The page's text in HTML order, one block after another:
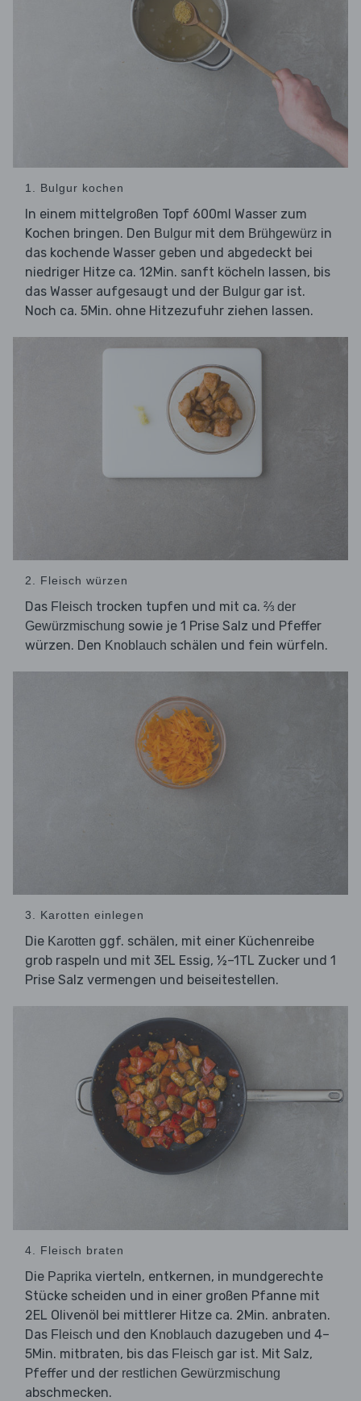
1. Bulgur kochen
In einem mittelgroßen Topf 600ml Wasser zum
Kochen bringen. Den Bulgur mit dem Brühgewürz in
das kochende Wasser geben und abgedeckt bei
niedriger Hitze ca. 12Min. sanft köcheln lassen, bis
das Wasser aufgesaugt und der Bulgur gar ist.
Noch ca. 5Min. ohne Hitzezufuhr ziehen lassen.
2. Fleisch würzen
Das Fleisch trocken tupfen und mit ca. ⅔ der
Gewürzmischung sowie je 1 Prise Salz und Pfeffer
würzen. Den Knoblauch schälen und fein würfeln.
3. Karotten einlegen
Die Karotten ggf. schälen, mit einer Küchenreibe
grob raspeln und mit 3EL Essig, ½–1TL Zucker und 1
Prise Salz vermengen und beiseitestellen.
4. Fleisch braten
Die Paprika vierteln, entkernen, in mundgerechte
Stücke scheiden und in einer großen Pfanne mit
2EL Olivenöl bei mittlerer Hitze ca. 2Min. anbraten.
Das Fleisch und den Knoblauch dazugeben und 4–
5Min. mitbraten, bis das Fleisch gar ist. Mit Salz,
Pfeffer und der restlichen Gewürzmischung
abschmecken.